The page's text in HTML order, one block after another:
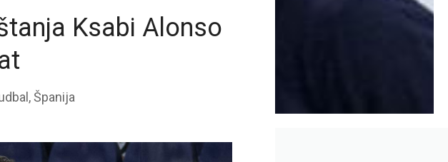
Ksabi Alonso
,Španija